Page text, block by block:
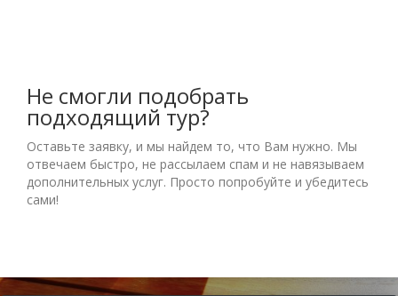
Не смогли подобрать
подходящий тур?
Оставьте заявку, и мы найдем то, что Вам нужно. Мы
отвечаем быстро, не рассылаем спам и не навязываем
дополнительных услуг. Просто попробуйте и убедитесь
сами!